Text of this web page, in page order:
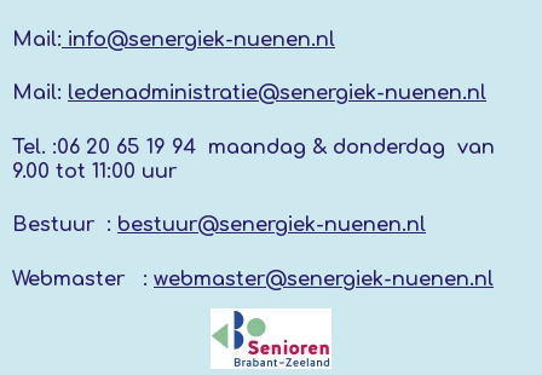
Mail: info@senergiek-nuenen.nl
Mail: ledenadministratie@senergiek-nuenen.nl
Tel. :06 20 65 19 94 maandag & donderdag van
9.00 tot 11:00 uur
Bestuur : bestuur@senergiek-nuenen.nl
Webmaster : webmaster@senergiek-nuenen.nl